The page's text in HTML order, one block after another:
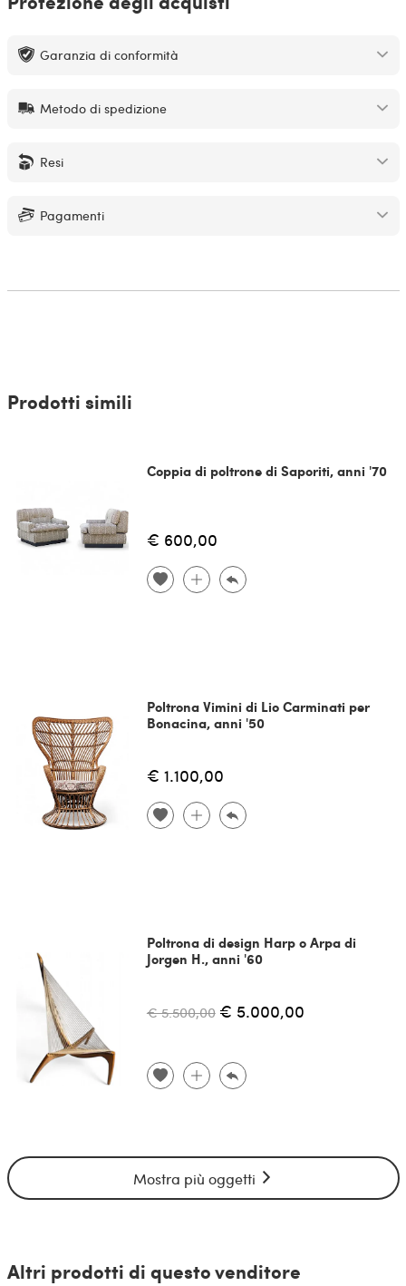
Garanzia di conformità
Metodo di spedizione
Resi
Pagamenti
Prodotti simili
Coppia di poltrone di Saporiti, anni '70
€ 600,00
Poltrona Vimini di Lio Carminati per
Bonacina, anni '50
€ 1.100,00
Poltrona di design Harp o Arpa di
Jorgen H., anni '60
€ 5.500,00 € 5.000,00
Mostra più oggetti
Altri prodotti di questo venditore